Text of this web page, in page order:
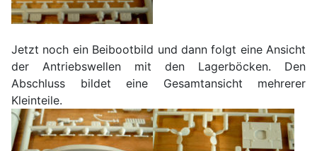
Jetzt noch ein Beibootbild und dann folgt eine Ansicht
der Antriebswellen mit den Lagerböcken. Den
Abschluss bildet eine Gesamtansicht mehrerer
Kleinteile.